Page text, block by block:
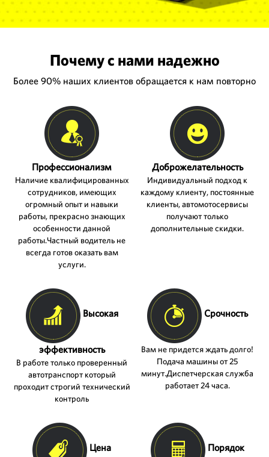
Почему с нами надежно
Более 90% наших клиентов обращается к нам повторно
Профессионализм
Наличие квалифицированных
сотрудников, имеющих
огромный опыт и навыки
работы, прекрасно знающих
особенности данной
работы.Частный водитель не
всегда готов оказать вам
услуги.
Доброжелательность
Индивидуальный подход к
каждому клиенту, постоянные
клиенты, автомотосервисы
получают только
дополнительные скидки.
Высокая
эффективность
В работе только проверенный
автотранспорт который
проходит строгий технический
контроль
Срочность
Вам не придется ждать долго!
Подача машины от 25
минут.Диспетчерская служба
работает 24 часа.
Цена Порядок